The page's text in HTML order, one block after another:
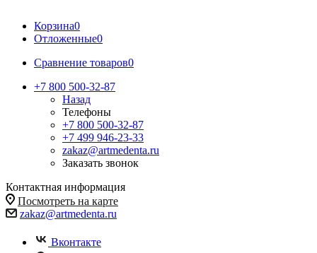
Корзина0
Отложенные0
Сравнение товаров0
+7 800 500-32-87
Назад
Телефоны
+7 800 500-32-87
+7 499 946-23-33
zakaz@artmedenta.ru
Заказать звонок
Контактная информация
Посмотреть на карте
zakaz@artmedenta.ru
Вконтакте